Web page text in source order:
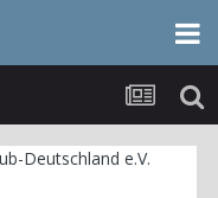
Deutschland e.V.